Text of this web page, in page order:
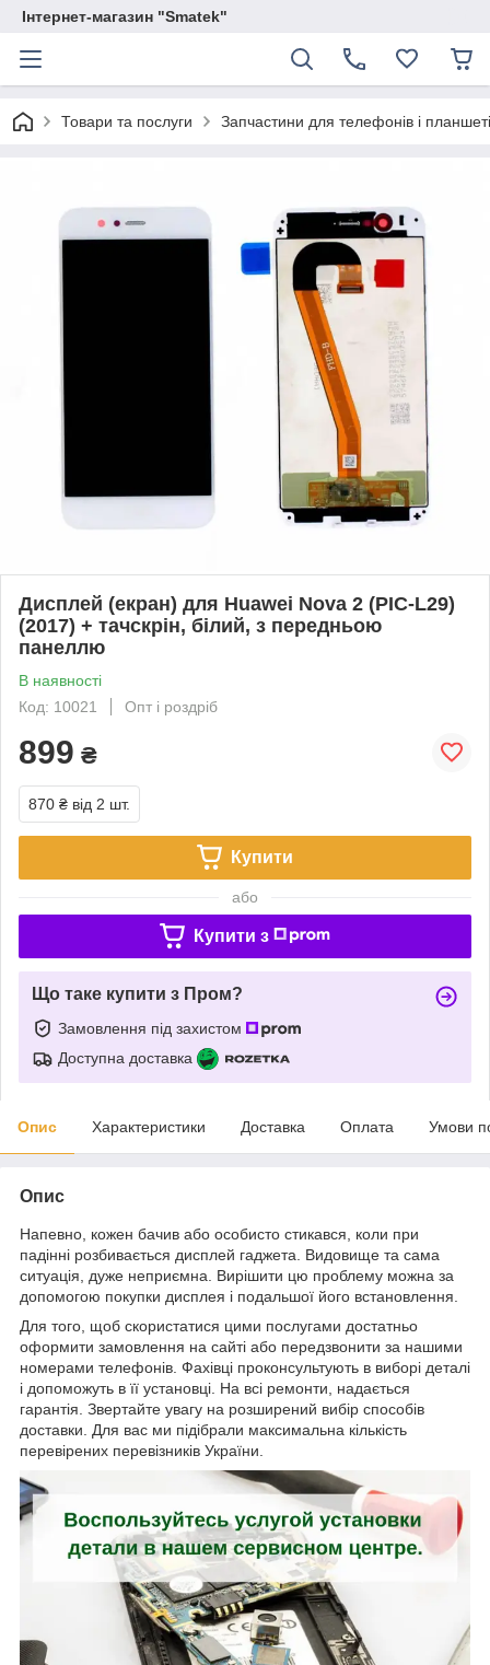
Інтернет-магазин "Smatek"
Товари та послуги Запчастини для телефонів і
Дисплей (екран) для Huawei Nova 2 (PIC-L29)
(2017) + тачскрін, білий, з передньою
панеллю
В наявності
Код: 10021
Опт і роздріб
899 ₴
870 ₴ від 2 шт.
Купити
або
Купити з
Що таке купити з Пром?
Замовлення під захистом
Доступна доставка
Опис Характеристики Доставка Оплата Умови
Опис
Напевно, кожен бачив або особисто стикався, коли при
падінні розбивається дисплей гаджета. Видовище та сама
ситуація, дуже неприємна. Вирішити цю проблему можна за
допомогою покупки дисплея і подальшої його встановлення.
Для того, щоб скористатися цими послугами достатньо
оформити замовлення на сайті або передзвонити за нашими
номерами телефонів. Фахівці проконсультують в виборі деталі
і допоможуть в її установці. На всі ремонти, надається
гарантія. Звертайте увагу на розширений вибір способів
доставки. Для вас ми підібрали максимальна кількість
перевірених перевізників України.